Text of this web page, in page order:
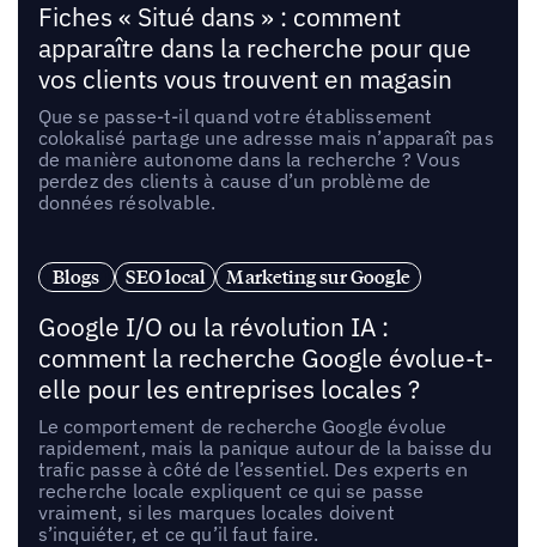
Fiches « Situé dans » : comment
apparaître dans la recherche pour que
vos clients vous trouvent en magasin
Que se passe-t-il quand votre établissement
colokalisé partage une adresse mais n’apparaît pas
de manière autonome dans la recherche ? Vous
perdez des clients à cause d’un problème de
données résolvable.
Blogs SEO local Marketing sur Google
Google I/O ou la révolution IA :
comment la recherche Google évolue-t-
elle pour les entreprises locales ?
Le comportement de recherche Google évolue
rapidement, mais la panique autour de la baisse du
trafic passe à côté de l’essentiel. Des experts en
recherche locale expliquent ce qui se passe
vraiment, si les marques locales doivent
s’inquiéter, et ce qu’il faut faire.